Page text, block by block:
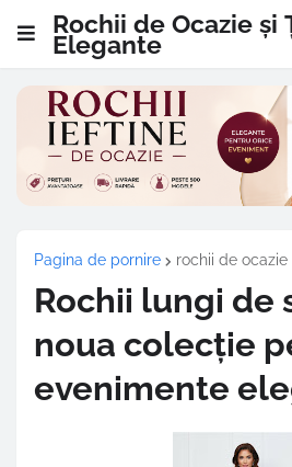
Rochii de Ocazie și
Elegante
Pagina de pornire rochii de ocazie
Rochii lungi de
noua colecție
evenimente